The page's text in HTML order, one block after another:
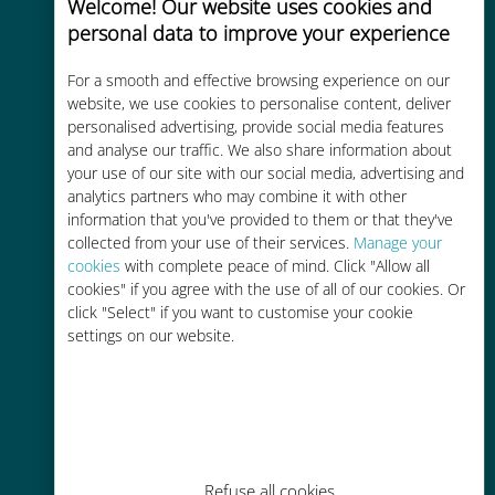
Welcome! Our website uses cookies and
personal data to improve your experience
For a smooth and effective browsing experience on our
website, we use cookies to personalise content, deliver
personalised advertising, provide social media features
and analyse our traffic. We also share information about
your use of our site with our social media, advertising and
analytics partners who may combine it with other
information that you've provided to them or that they've
collected from your use of their services. Manage your
cookies with complete peace of mind. Click "Allow all
cookies" if you agree with the use of all of our cookies. Or
click "Select" if you want to customise your cookie
settings on our website.
Refuse all cookies
Uygun maliyetli
Mevcut operatörünüzle dolaşım
ücretlerinden %90'a kadar daha
ucuz
Kolay doldurma
Ubigi uygulaması aracılığıyla her